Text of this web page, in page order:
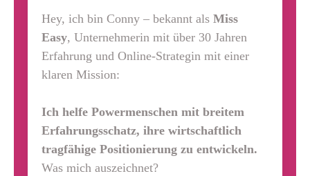
Hey, ich bin Conny – bekannt als Miss
Easy, Unternehmerin mit über 30 Jahren
Erfahrung und Online-Strategin mit einer
klaren Mission:
Ich helfe Powermenschen mit breitem
Erfahrungsschatz, ihre wirtschaftlich
tragfähige Positionierung zu entwickeln.
Was mich auszeichnet?